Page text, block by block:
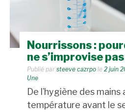
Nourrissons :
ne s’improvise pas
Publié par steeve cazrpo le 2 juin
Une
De l’hygiène des
température avant le